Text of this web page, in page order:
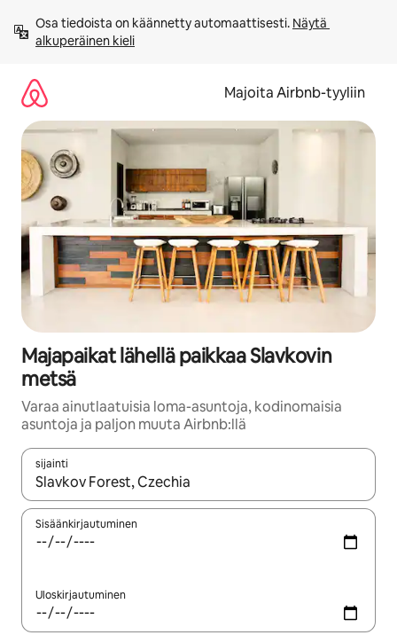
sisältö
väliin
Osa tiedoista on käännetty automaattisesti. Näytä
alkuperäinen kieli
Majoita Airbnb-tyyliin
Majapaikat lähellä paikkaa Slavkovin
metsä
Varaa ainutlaatuisia loma-asuntoja, kodinomaisia
asuntoja ja paljon muuta Airbnb:llä
sijainti
Kun tulokset ovat saatavilla, navigoi ylös- ja alas-
Sisäänkirjautuminen
Uloskirjautuminen